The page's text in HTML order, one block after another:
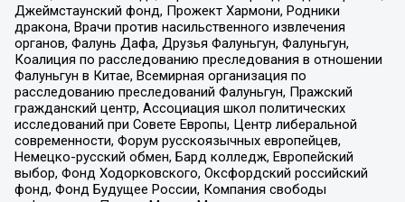
Джеймстаунский фонд, Прожект Хармони, Родники
дракона, Врачи против насильственного извлечения
органов, Фалунь Дафа, Друзья Фалуньгун, Фалуньгун,
Коалиция по расследованию преследования в отношении
Фалуньгун в Китае, Всемирная организация по
расследованию преследований Фалуньгун, Пражский
гражданский центр, Ассоциация школ политических
исследований при Совете Европы, Центр либеральной
современности, Форум русскоязычных европейцев,
Немецко-русский обмен, Бард колледж, Европейский
выбор, Фонд Ходорковского, Оксфордский российский
фонд, Фонд Будущее России, Компания свободы